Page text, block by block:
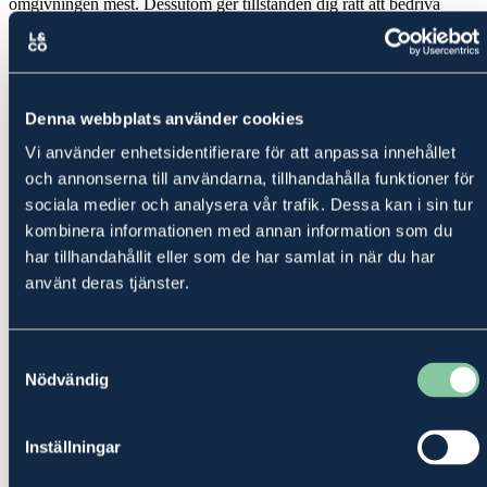
Denna webbplats använder cookies
Vi använder enhetsidentifierare för att anpassa innehållet
och annonserna till användarna, tillhandahålla funktioner för
sociala medier och analysera vår trafik. Dessa kan i sin tur
kombinera informationen med annan information som du
har tillhandahållit eller som de har samlat in när du har
använt deras tjänster.
Nödvändig
Inställningar
verksamheten och ger ditt företag information kring vilka krav som
ställs.
tillståndsansökningar?
Inom lantbruksföretag gäller tillstånds- eller anmälningsplikt
framförallt verksamheter med större djurproduktion,
biogasproduktion eller vindkraft.
Viktiga ämnen i fokus är bland annat:
Etableringsplatsen
Samrådsprocessen
Miljökonsekvensbeskrivning med Kultur- och naturmiljöer
Miljökvalitetsnormer för vatten
En miljöprövning kan ta lång tid och vara komplicerad. Ett stort